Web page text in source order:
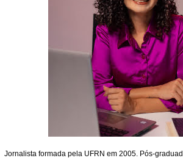
Jornalista formada pela UFRN em 2005. Pós-